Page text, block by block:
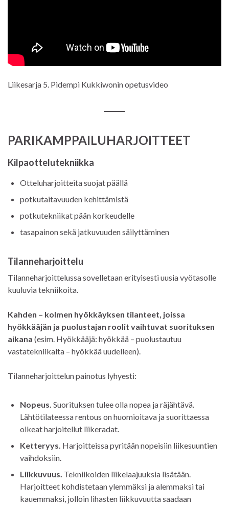
Liikesarja 5. Pidempi Kukkiwonin opetusvideo
PARIKAMPPAILUHARJOITTEET
Kilpaottelutekniikka
Otteluharjoitteita suojat päällä
potkutaitavuuden kehittämistä
potkutekniikat pään korkeudelle
tasapainon sekä jatkuvuuden säilyttäminen
Tilanneharjoittelu
Tilanneharjoittelussa sovelletaan erityisesti uusia vyötasolle
kuuluvia tekniikoita.
Kahden – kolmen hyökkäyksen tilanteet, joissa
hyökkääjän ja puolustajan roolit vaihtuvat suorituksen
aikana (esim. Hyökkääjä: hyökkää – puolustautuu
vastatekniikalta – hyökkää uudelleen).
Tilanneharjoittelun painotus lyhyesti:
Nopeus. Suorituksen tulee olla nopea ja räjähtävä.
Lähtötilateessa rentous on huomioitava ja suorittaessa
oikeat harjoitellut liikeradat.
Ketteryys. Harjoitteissa pyritään nopeisiin liikesuuntien
vaihdoksiin.
Liikkuvuus. Tekniikoiden liikelaajuuksia lisätään.
Harjoitteet kohdistetaan ylemmäksi ja alemmaksi tai
kauemmaksi, jolloin lihasten liikkuvuutta saadaan